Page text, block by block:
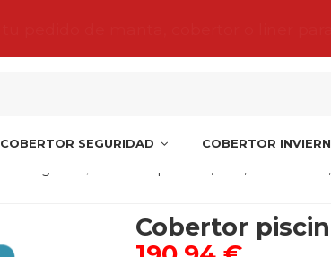
COBERTOR SEGURIDAD COBERTOR
Cobertor